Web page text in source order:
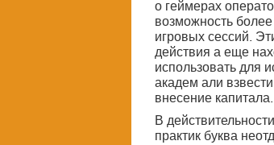
о геймерах
возможность
игровых сессий.
действия а еще
использовать для
академ али
внесение капитала.
В
практик буква